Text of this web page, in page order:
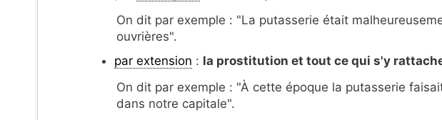
On dit par exemple : "La putasserie était
ouvrières".
par extension : la prostitution et tout ce qui s'y
On dit par exemple : "À cette époque la putasserie
dans notre capitale".